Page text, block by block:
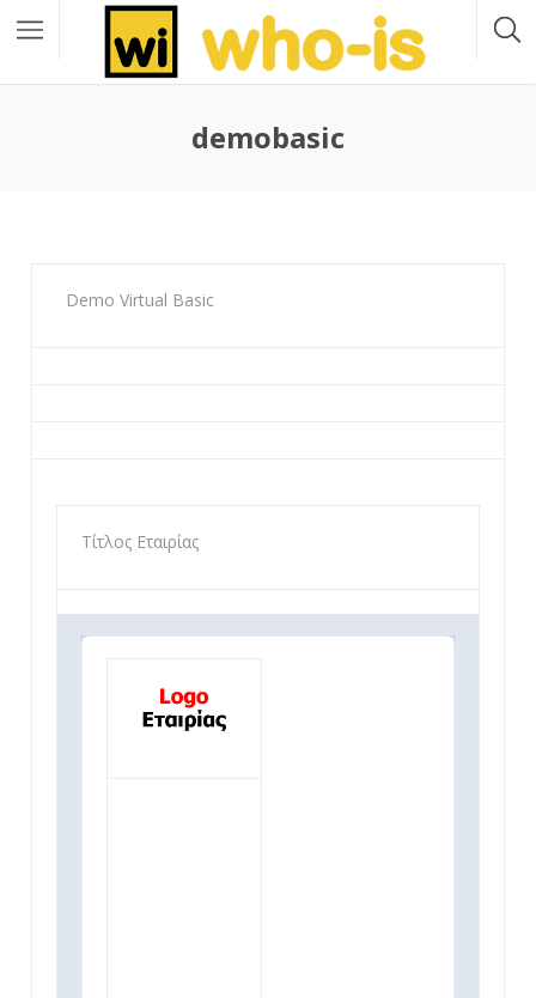
demobasic
Demo Virtual Basic
Τίτλος Εταιρίας